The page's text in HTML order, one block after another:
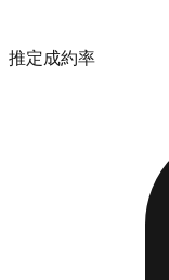
推定成約率